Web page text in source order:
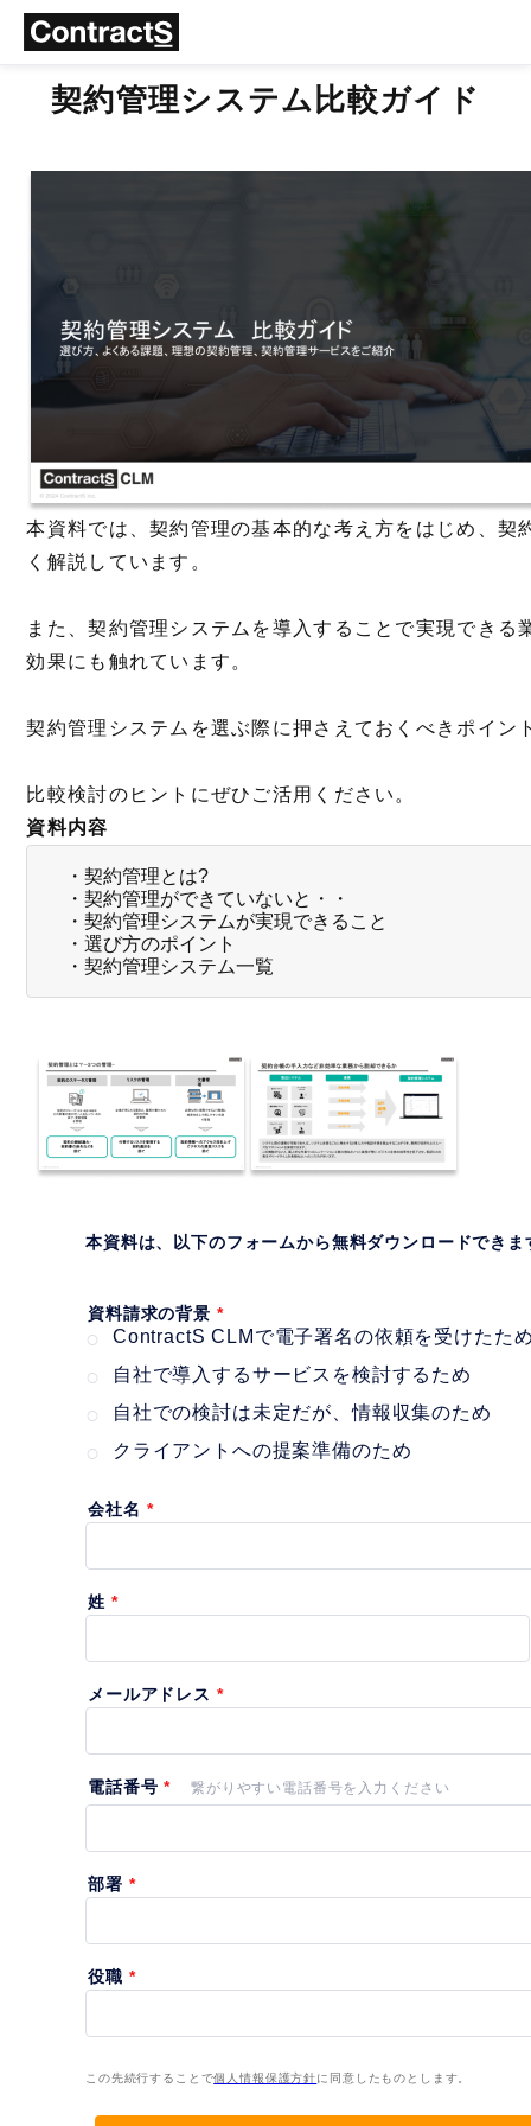
契約管理システム比較ガイド
本資料では、契約管理の基本的な考え方をはじめ、
く解説しています。
また、契約管理システムを導入することで実現でき
効果にも触れています。
契約管理システムを選ぶ際に押さえておくべきポイ
比較検討のヒントにぜひご活用ください。
資料内容
・契約管理とは?
・契約管理ができていないと・・
・契約管理システムが実現できること
・選び方のポイント
・契約管理システム一覧